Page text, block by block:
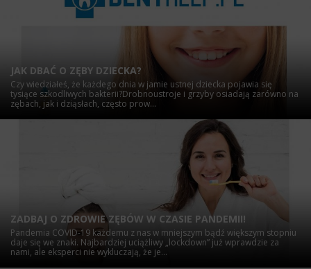
JAK DBAĆ O ZĘBY DZIECKA?
Czy wiedziałeś, że każdego dnia w jamie ustnej dziecka pojawia się
tysiące szkodliwych bakterii?Drobnoustroje i grzyby osiadają zarówno na
zębach, jak i dziąsłach, często prow...
ZADBAJ O ZDROWIE ZĘBÓW W CZASIE PANDEMII!
Pandemia COVID-19 każdemu z nas w mniejszym bądź większym stopniu
daje się we znaki. Najbardziej uciążliwy „lockdown” już wprawdzie za
nami, ale eksperci nie wykluczają, że je...